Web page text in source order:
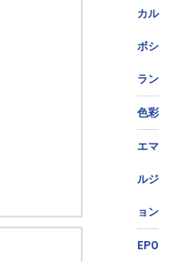
カル
ボシ
ラン
色彩
エマ
ルジ
ョン
EPO